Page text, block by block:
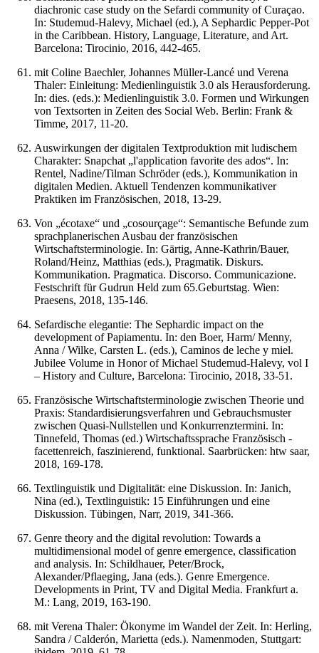
diachronic case study on the Sefardi community of Curaçao.
In: Studemud-Halevy, Michael (ed.), A Sephardic Pepper-Pot
in the Caribbean. History, Language, Literature, and Art.
Barcelona: Tirocinio, 2016, 442-465.
mit Coline Baechler, Johannes Müller-Lancé und Verena
Thaler: Einleitung: Medienlinguistik 3.0 als Herausforderung.
In: dies. (eds.): Medienlinguistik 3.0. Formen und Wirkungen
von Textsorten in Zeiten des Social Web. Berlin: Frank &
Timme, 2017, 11-20.
Auswirkungen der digitalen Textproduktion mit ludischem
Charakter: Snapchat „l'application favorite des ados“. In:
Rentel, Nadine/Tilman Schröder (eds.), Kommunikation in
digitalen Medien. Aktuell Tendenzen kommunikativer
Praktiken im Französischen, 2018, 13-29.
Von „écotaxe“ und „cosourçage“: Semantische Befunde zum
sprachplanerischen Ausbau der französischen
Wirtschaftsterminologie. In: Gärtig, Anne-Kathrin/Bauer,
Roland/Heinz, Matthias (eds.), Pragmatik. Diskurs.
Kommunikation. Pragmatica. Discorso. Communicazione.
Festschrift für Gudrun Held zum 65.Geburtstag. Wien:
Praesens, 2018, 135-146.
Sefardische elegantie: The Sephardic impact on the
development of Papiamentu. In: den Boer, Harm/ Menny,
Anna / Wilke, Carsten L. (eds.), Caminos de leche y miel.
Jubilee Volume in Honor of Michael Studemud-Halevy, vol I
– History and Culture, Barcelona: Tirocinio, 2018, 33-51.
Französische Wirtschaftsterminologie zwischen Theorie und
Praxis: Standardisierungsverfahren und Gebrauchsmuster
zwischen Quasi-Nullstellen und Konkurrenztermini. In:
Tinnefeld, Thomas (ed.) Wirtschaftssprache Französisch -
facettenreich, faszinierend, funktional. Saarbrücken: htw saar,
2018, 169-178.
Textlinguistik und Digitalität: eine Diskussion. In: Janich,
Nina (ed.), Textlinguistik: 15 Einführungen und eine
Diskussion. Tübingen, Narr, 2019, 341-366.
Genre theory and the digital revolution: Towards a
multidimensional model of genre emergence, classification
and analysis. In: Schildhauer, Peter/Brock,
Alexander/Pflaeging, Jana (eds.). Genre Emergence.
Developments in Print, TV and Digital Media. Frankfurt a.
M.: Lang, 2019, 163-190.
mit Verena Thaler: Ökonyme im Wandel der Zeit. In: Herling,
Sandra / Calderón, Marietta (eds.). Namenmoden, Stuttgart: